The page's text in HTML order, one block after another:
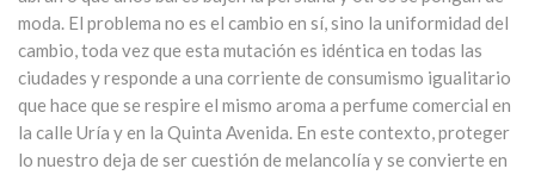
moda. El problema no es el cambio en sí, sino la uniformidad del
cambio, toda vez que esta mutación es idéntica en todas las
ciudades y responde a una corriente de consumismo igualitario
que hace que se respire el mismo aroma a perfume comercial en
la calle Uría y en la Quinta Avenida. En este contexto, proteger
lo nuestro deja de ser cuestión de melancolía y se convierte en